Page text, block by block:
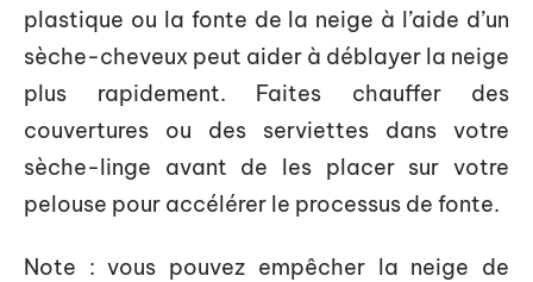
plastique ou la fonte de la neige à l’aide d’un
sèche-cheveux peut aider à déblayer la neige
plus rapidement. Faites chauffer des
couvertures ou des serviettes dans votre
sèche-linge avant de les placer sur votre
pelouse pour accélérer le processus de fonte.
Note : vous pouvez empêcher la neige de